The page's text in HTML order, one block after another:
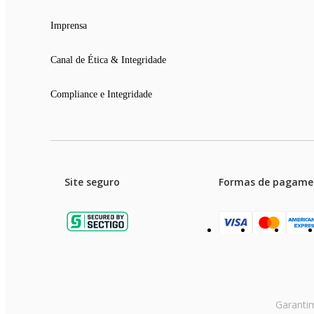
Imprensa
Canal de Ética & Integridade
Compliance e Integridade
Site seguro Formas de